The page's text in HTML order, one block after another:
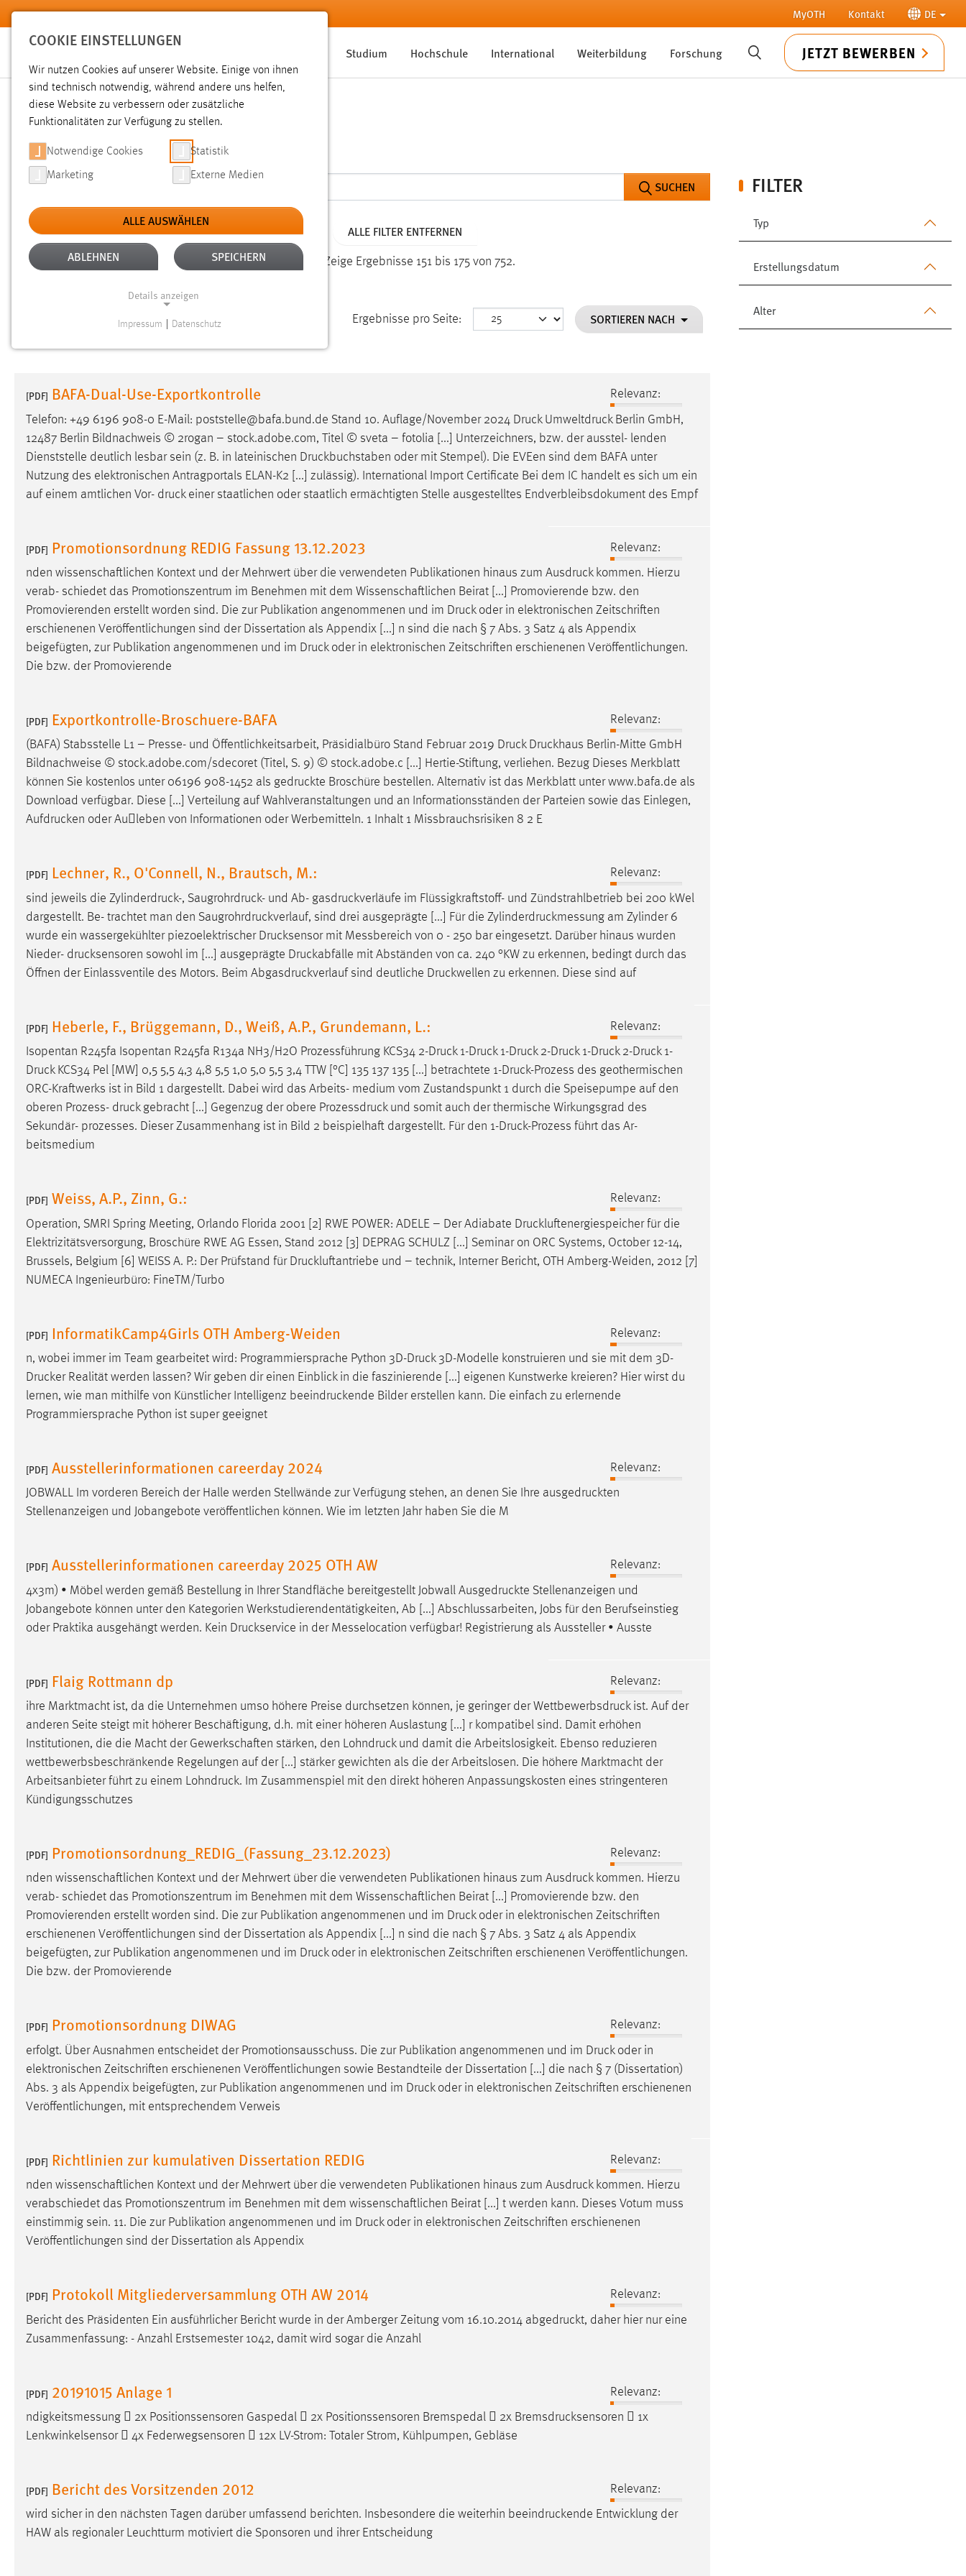
Zum Hauptinhalt springen MyOTH Kontakt DE
Studium Hochschule International Weiterbildung Forschung SUCHE JETZT BEWERBEN
SUCHE
FILTER
Typ
Erstellungsdatum
Alter
SUCHEN
Aktive Filter: TYP: DATEIEN ALTER: ÜBER EIN JAHR ALLE FILTER ENTFERNEN
Gesucht nach "druck". Es wurden 752 Ergebnisse gefunden. Zeige Ergebnisse 151 bis 175 von 752.
Ergebnisse pro Seite: SORTIEREN NACH
[PDF] BAFA-Dual-Use-Exportkontrolle
Relevanz:
Telefon: +49 6196 908-0 E-Mail: poststelle@bafa.bund.de Stand 10. Auflage/November 2024 Druck UmweltdruckBerlin GmbH,
12487 Berlin Bildnachweis © 2rogan – stock.adobe.com, Titel © sveta – fotolia [...] Unterzeichners, bzw. der ausstel- lenden
Dienststelle deutlich lesbar sein (z. B. in lateinischen Druckbuchstaben oder mit Stempel). Die EVEen sind dem BAFA unter
Nutzung des elektronischen Antragportals ELAN-K2 [...] zulässig). International Import Certificate Bei dem IC handelt es sich um ein
auf einem amtlichen Vor- druckeiner staatlichen oder staatlich ermächtigten Stelle ausgestelltes Endverbleibsdokument des Empf
[PDF] Promotionsordnung REDIG Fassung 13.12.2023
Relevanz:
nden wissenschaftlichen Kontext und der Mehrwert über die verwendeten Publikationen hinaus zum Ausdruckkommen. Hierzu
verab- schiedet das Promotionszentrum im Benehmen mit dem Wissenschaftlichen Beirat [...] Promovierende bzw. den
Promovierenden erstellt worden sind. Die zur Publikation angenommenen und im Druckoder in elektronischen Zeitschriften
erschienenen Veröffentlichungen sind der Dissertation als Appendix [...] n sind die nach § 7 Abs. 3 Satz 4 als Appendix
beigefügten, zur Publikation angenommenen und im Druckoder in elektronischen Zeitschriften erschienenen Veröffentlichungen.
Die bzw. der Promovierende
[PDF] Exportkontrolle-Broschuere-BAFA
Relevanz:
(BAFA) Stabsstelle L1 – Presse- und Öffentlichkeitsarbeit, Präsidialbüro Stand Februar 2019 Druck Druckhaus Berlin-Mitte GmbH
Bildnachweise © stock.adobe.com/sdecoret (Titel, S. 9) © stock.adobe.c [...] Hertie-Stiftung, verliehen. Bezug Dieses Merkblatt
können Sie kostenlos unter 06196 908-1452 als gedruckte Broschüre bestellen. Alternativ ist das Merkblatt unter www.bafa.de als
Download verfügbar. Diese [...] Verteilung auf Wahlveranstaltungen und an Informationsständen der Parteien sowie das Einlegen,
Aufdrucken oder Auleben von Informationen oder Werbemitteln. 1 Inhalt 1 Missbrauchsrisiken 8 2 E
[PDF] Lechner, R., O'Connell, N., Brautsch, M.:
Relevanz:
sind jeweils die Zylinderdruck-, Saugrohrdruck- und Ab- gasdruckverläufe im Flüssigkraftstoff- und Zündstrahlbetrieb bei 200 kWel
dargestellt. Be- trachtet man den Saugrohrdruckverlauf, sind drei ausgeprägte [...] Für die Zylinderdruckmessung am Zylinder 6
wurde ein wassergekühlter piezoelektrischer Drucksensormit Messbereich von 0 - 250 bar eingesetzt. Darüber hinaus wurden
Nieder- drucksensoren sowohl im [...] ausgeprägte Druckabfälle mit Abständen von ca. 240 °KW zu erkennen, bedingt durch das
Öffnen der Einlassventile des Motors. Beim Abgasdruckverlaufsind deutliche Druckwellen zu erkennen. Diese sind auf
[PDF] Heberle, F., Brüggemann, D., Weiß, A.P., Grundemann, L.:
Relevanz:
Isopentan R245fa Isopentan R245fa R134a NH3/H2O Prozessführung KCS34 2-Druck 1-Druck 1-Druck 2-Druck 1-Druck 2-Druck 1-
DruckKCS34 Pel [MW] 0,5 5,5 4,3 4,8 5,5 1,0 5,0 5,5 3,4 TTW [°C] 135 137 135 [...] betrachtete 1-Druck-Prozess des geothermischen
ORC-Kraftwerks ist in Bild 1 dargestellt. Dabei wird das Arbeits- medium vom Zustandspunkt 1 durch die Speisepumpe auf den
oberen Prozess- druckgebracht [...] Gegenzug der obere Prozessdruckund somit auch der thermische Wirkungsgrad des
Sekundär- prozesses. Dieser Zusammenhang ist in Bild 2 beispielhaft dargestellt. Für den 1-Druck-Prozess führt das Ar-
beitsmedium
[PDF] Weiss, A.P., Zinn, G.:
Relevanz:
Operation, SMRI Spring Meeting, Orlando Florida 2001 [2] RWE POWER: ADELE – Der Adiabate Druckluftenergiespeicherfür die
Elektrizitätsversorgung, Broschüre RWE AG Essen, Stand 2012 [3] DEPRAG SCHULZ [...] Seminar on ORC Systems, October 12-14,
Brussels, Belgium [6] WEISS A. P.: Der Prüfstand für Druckluftantriebe und – technik, Interner Bericht, OTH Amberg-Weiden, 2012 [7]
NUMECA Ingenieurbüro: FineTM/Turbo
[PDF] InformatikCamp4Girls OTH Amberg-Weiden
Relevanz:
n, wobei immer im Team gearbeitet wird: Programmiersprache Python 3D-Druck3D-Modelle konstruieren und sie mit dem 3D-
DruckerRealität werden lassen? Wir geben dir einen Einblick in die faszinierende [...] eigenen Kunstwerke kreieren? Hier wirst du
lernen, wie man mithilfe von Künstlicher Intelligenz beeindruckende Bilder erstellen kann. Die einfach zu erlernende
Programmiersprache Python ist super geeignet
[PDF] Ausstellerinformationen careerday 2024
Relevanz:
JOBWALL Im vorderen Bereich der Halle werden Stellwände zur Verfügung stehen, an denen Sie Ihre ausgedruckten
Stellenanzeigen und Jobangebote veröffentlichen können. Wie im letzten Jahr haben Sie die M
[PDF] Ausstellerinformationen careerday 2025 OTH AW
Relevanz:
4x3m) • Möbel werden gemäß Bestellung in Ihrer Standfläche bereitgestellt Jobwall Ausgedruckte Stellenanzeigen und
Jobangebote können unter den Kategorien Werkstudierendentätigkeiten, Ab [...] Abschlussarbeiten, Jobs für den Berufseinstieg
oder Praktika ausgehängt werden. Kein Druckservice in der Messelocation verfügbar! Registrierung als Aussteller • Ausste
[PDF] Flaig Rottmann dp
Relevanz:
ihre Marktmacht ist, da die Unternehmen umso höhere Preise durchsetzen können, je geringer derWettbewerbsdruckist. Auf der
anderen Seite steigt mit höherer Beschäftigung, d.h. mit einer höheren Auslastung [...] r kompatibel sind. Damit erhöhen
Institutionen, die die Macht der Gewerkschaften stärken, den Lohndruckund damit die Arbeitslosigkeit. Ebenso reduzieren
wettbewerbsbeschränkende Regelungen auf der [...] stärker gewichten als die der Arbeitslosen. Die höhere Marktmacht der
Arbeitsanbieter führt zu einem Lohndruck. Im Zusammenspiel mit den direkt höheren Anpassungskosten eines stringenteren
Kündigungsschutzes
[PDF] Promotionsordnung_REDIG_(Fassung_23.12.2023)
Relevanz:
nden wissenschaftlichen Kontext und der Mehrwert über die verwendeten Publikationen hinaus zum Ausdruckkommen. Hierzu
verab- schiedet das Promotionszentrum im Benehmen mit dem Wissenschaftlichen Beirat [...] Promovierende bzw. den
Promovierenden erstellt worden sind. Die zur Publikation angenommenen und im Druckoder in elektronischen Zeitschriften
erschienenen Veröffentlichungen sind der Dissertation als Appendix [...] n sind die nach § 7 Abs. 3 Satz 4 als Appendix
beigefügten, zur Publikation angenommenen und im Druckoder in elektronischen Zeitschriften erschienenen Veröffentlichungen.
Die bzw. der Promovierende
[PDF] Promotionsordnung DIWAG
Relevanz:
erfolgt. Über Ausnahmen entscheidet der Promotionsausschuss. Die zur Publikation angenommenen und im Druckoder in
elektronischen Zeitschriften erschienenen Veröffentlichungen sowie Bestandteile der Dissertation [...] die nach § 7 (Dissertation)
Abs. 3 als Appendix beigefügten, zur Publikation angenommenen und im Druckoder in elektronischen Zeitschriften erschienenen
Veröffentlichungen, mit entsprechendem Verweis
[PDF] Richtlinien zur kumulativen Dissertation REDIG
Relevanz:
nden wissenschaftlichen Kontext und der Mehrwert über die verwendeten Publikationen hinaus zum Ausdruckkommen. Hierzu
verabschiedet das Promotionszentrum im Benehmen mit dem wissenschaftlichen Beirat [...] t werden kann. Dieses Votum muss
einstimmig sein. 11. Die zur Publikation angenommenen und im Druckoder in elektronischen Zeitschriften erschienenen
Veröffentlichungen sind der Dissertation als Appendix
[PDF] Protokoll Mitgliederversammlung OTH AW 2014
Relevanz:
Bericht des Präsidenten Ein ausführlicher Bericht wurde in der Amberger Zeitung vom 16.10.2014 abgedruckt, daher hier nur eine
Zusammenfassung: - Anzahl Erstsemester 1042, damit wird sogar die Anzahl
[PDF] 20191015 Anlage 1
Relevanz:
ndigkeitsmessung  2x Positionssensoren Gaspedal  2x Positionssensoren Bremspedal  2x Bremsdrucksensoren  1x
Lenkwinkelsensor  4x Federwegsensoren  12x LV-Strom: Totaler Strom, Kühlpumpen, Gebläse
[PDF] Bericht des Vorsitzenden 2012
Relevanz:
wird sicher in den nächsten Tagen darüber umfassend berichten. Insbesondere die weiterhin beeindruckende Entwicklung der
HAW als regionaler Leuchtturm motiviert die Sponsoren und ihrer Entscheidung
COOKIE EINSTELLUNGEN
Wir nutzen Cookies auf unserer Website. Einige von ihnen
sind technisch notwendig, während andere uns helfen,
diese Website zu verbessern oder zusätzliche
Funktionalitäten zur Verfügung zu stellen.
Notwendige Cookies Statistik
Marketing Externe Medien
ALLE AUSWÄHLEN
ABLEHNEN SPEICHERN
Details anzeigen
Website erforderlich.
Einverständnis
Name: cookie_consent
Zweck:
Dieser Cookie speichert die
ausgewählten Einverständnis-Optionen
Cookie Laufzeit:
Performance
Name: staticfilecache
Zweck:
Für performante Seitenauslieferung wird
in diesem Cookie gespeichert, ob man
eingeloggt ist.
Sprachpräferenz
Name: site-language-preference
Zweck:
Das Cookie speichert die gewählte
Sprache der Website.
Cookie Laufzeit: 30 Tage
Name:
MibewSessionID, MIBEW_UserID,
mibew_locale, mibew-chat-frame-style-
5e9dbeb1811c0446
Zweck:
Wird benötigt um die Chatfunktion
nutzen zu können.
Jahre, MIBEW_UserID = 1 Jahr
Login
Name:
Zweck:
Dieser Cookie ist notwendig um sich an
STATISTIK
Statistik Cookies erfassen Informationen anonym.
Diese Informationen helfen uns zu verstehen, wie
unsere Besucher unsere Website nutzen.
Zweck: Zugriffsstatistik
Cookie Laufzeit: Max. 13 Monate
MARKETING
verwendet, um personalisierte Werbung anzuzeigen.
Sie tun dies, indem sie Besucher über Websites
Google Ads
Name: _gcl_au
Anbieter: Google Ireland Limited
Cookie Laufzeit: 3 Monate
Facebook Pixel
Name: _fbp
Anbieter: Facebook
Zweck: Conversion-Tracking
EXTERNE MEDIEN
Um Inhalte von Videoplattformen und Social Media
Plattformen anzeigen zu können, werden von diesen
externen Medien Cookies gesetzt.
Vimeo
Impressum Datenschutz